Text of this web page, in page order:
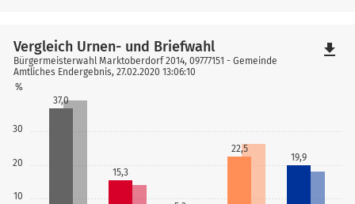
10
20
30
%
37,0
15,3
22,5
19,9
Vergleich Urnen- und Briefwahl
Bürgermeisterwahl Marktoberdorf 2014, 09777151 - Gemeinde
Amtliches Endergebnis, 27.02.2020 13:06:10
file_download